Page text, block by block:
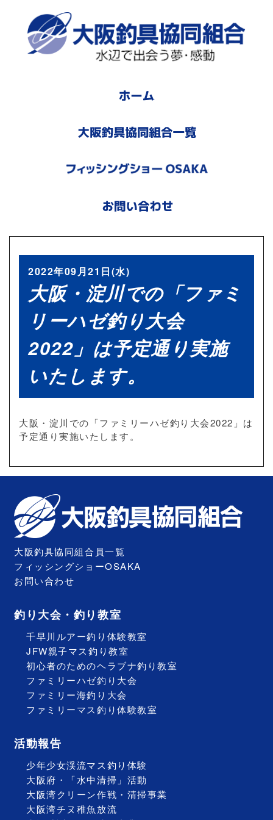
2022年09月21日(水)
大阪・淀川での「ファミ
リーハゼ釣り大会
2022」は予定通り実施
いたします。
大阪・淀川での「ファミリーハゼ釣り大会2022」は
予定通り実施いたします。
大阪釣具協同組合員一覧
フィッシングショーOSAKA
お問い合わせ
釣り大会・釣り教室
千早川ルアー釣り体験教室
JFW親子マス釣り教室
初心者のためのヘラブナ釣り教室
ファミリーハゼ釣り大会
ファミリー海釣り大会
ファミリーマス釣り体験教室
活動報告
少年少女渓流マス釣り体験
大阪府・「水中清掃」活動
大阪湾クリーン作戦・清掃事業
大阪湾チヌ稚魚放流